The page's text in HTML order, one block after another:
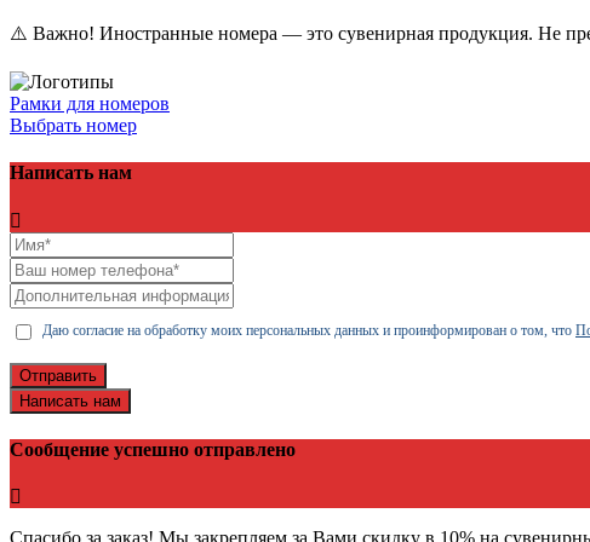
⚠️ Важно! Иностранные номера — это сувенирная продукция. Не
Рамки для номеров
Выбрать номер
Написать нам
Даю согласие на обработку моих персональных данных и проинформирован о том, что
Отправить
Написать нам
Сообщение успешно отправлено
Спасибо за заказ! Мы закрепляем за Вами скидку в 10% на